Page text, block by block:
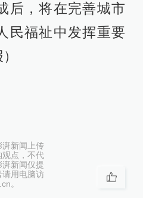
后，将在完善城市
民福祉中发挥重要
新闻上传
观点，不代
新闻仅提
用电脑访
。